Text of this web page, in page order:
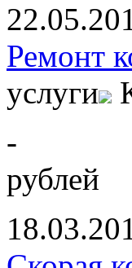
Ремонт
услуги
-
рублей